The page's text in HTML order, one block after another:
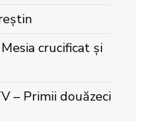
crucificat și
– Primii douăzeci